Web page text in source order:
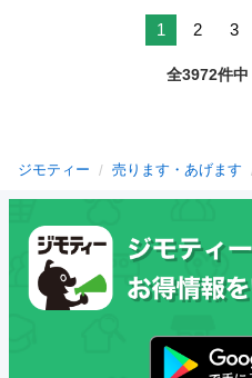
1 2 3
全3972件
ジモティー 売ります・あげます